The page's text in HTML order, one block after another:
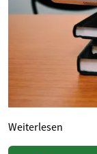
Weiterlesen